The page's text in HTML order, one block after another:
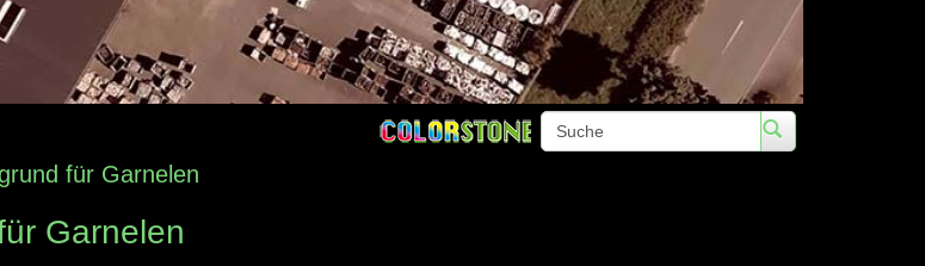
Telefon: +49 (0)3672 422020 •
für Garnelen
Garnelen